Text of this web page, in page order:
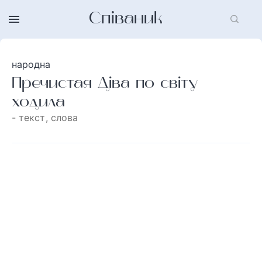
Співаник
народна
Пречистая Діва по світу
ходила
- текст, слова